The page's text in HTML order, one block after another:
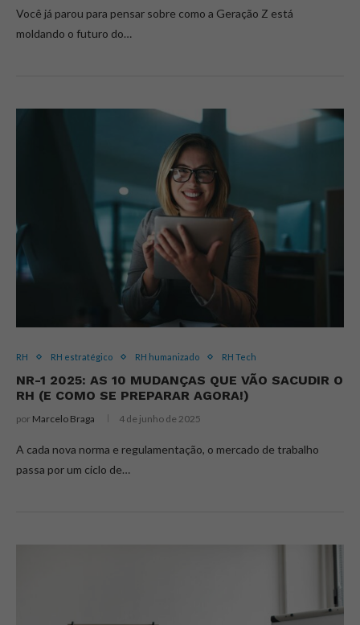
Você já parou para pensar sobre como a Geração Z está
moldando o futuro do…
RH RH estratégico RH humanizado RH Tech
NR-1 2025: AS 10 MUDANÇAS QUE VÃO SACUDIR O
RH (E COMO SE PREPARAR AGORA!)
por Marcelo Braga 4 de junho de 2025
A cada nova norma e regulamentação, o mercado de trabalho
passa por um ciclo de…